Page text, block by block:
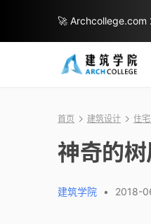
首页 建筑设计 住
神奇的
建筑学院 • 2018-
🚀 Archcollege.com